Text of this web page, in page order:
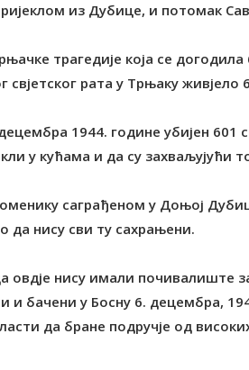
из Дубице, и потомак
трагедије која се
свјетског рата у Tрњаку живјело
1944. године убијен
у кућама и да су захваљујући
саграђеном у Доњој
да нису сви ту сахрањени.
овдје нису имали почивалиште
и бачени у Босну 6. децембра,
да бране подручје од